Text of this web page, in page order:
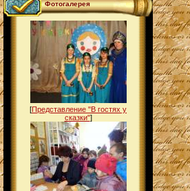
Фотогалерея
[Представление "В гостях у
сказки"]